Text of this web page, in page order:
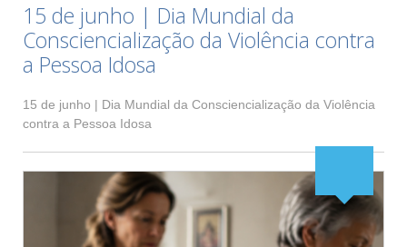
15 de junho | Dia Mundial da
Consciencialização da Violência contra
a Pessoa Idosa
15 de junho | Dia Mundial da Consciencialização da Violência
contra a Pessoa Idosa